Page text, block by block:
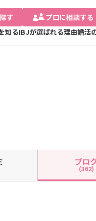
す プロに相談する
知るIBJが選ばれる理由婚活
ブロ
(362)